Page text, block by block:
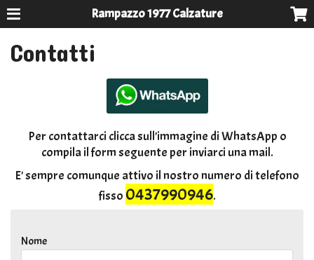
Rampazzo 1977 Calzature
Contatti
Per contattarci clicca sull'immagine di WhatsApp o
compila il form seguente per inviarci una mail.
E' sempre comunque attivo il nostro numero di telefono
fisso 0437990946.
Nome